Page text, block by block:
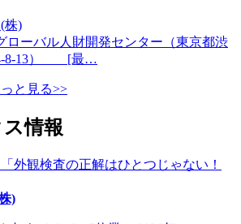
株)
ローバル人財開発センター（東京都渋
4-8-13） [最…
と見る>>
情報
「外観検査の正解はひとつじゃない！
)